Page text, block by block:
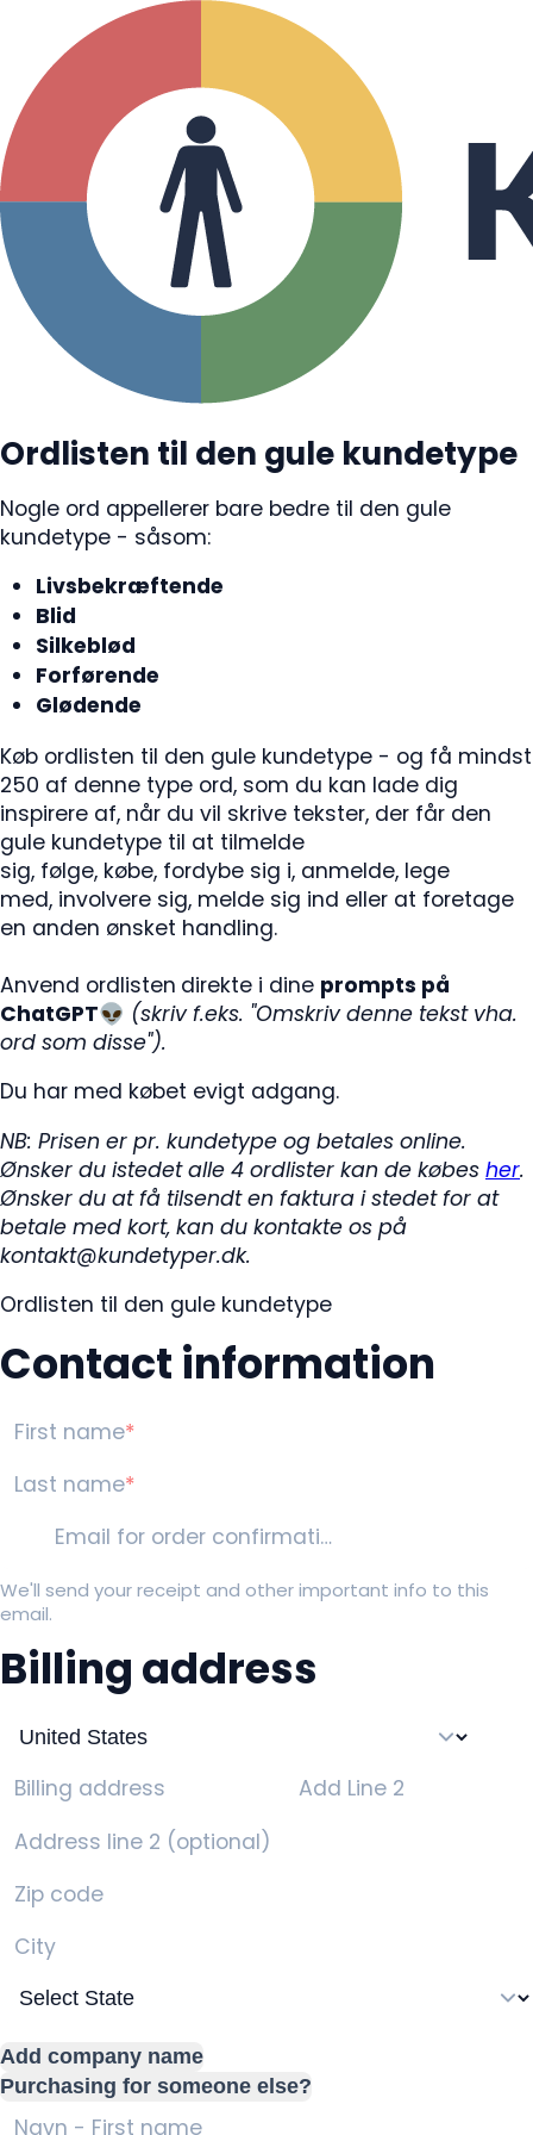
Ordlisten til den gule kundetype
Nogle ord appellerer bare bedre til den gule
kundetype - såsom:
Livsbekræftende
Blid
Silkeblød
Forførende
Glødende
Køb ordlisten til den gule kundetype - og få mindst
250 af denne type ord, som du kan lade dig
inspirere af, når du vil skrive tekster, der får den
gule kundetype til at tilmelde
sig, følge, købe, fordybe sig i, anmelde, lege
med, involvere sig, melde sig ind eller at foretage
en anden ønsket handling.
Anvend ordlisten direkte i dine prompts på
ChatGPT👽 (skriv f.eks. "Omskriv denne tekst vha.
ord som disse").
Du har med købet evigt adgang.
NB: Prisen er pr. kundetype og betales online.
Ønsker du istedet alle 4 ordlister kan de købes her.
Ønsker du at få tilsendt en faktura i stedet for at
betale med kort, kan du kontakte os på
kontakt@kundetyper.dk.
Ordlisten til den gule kundetype
Contact information
First name
Last name
Email for order confirmation
We'll send your receipt and other important info to this
email.
Billing address
Billing address
Add Line 2
Address line 2 (optional)
Zip code
City
Add company name
Purchasing for someone else?
Navn - First name